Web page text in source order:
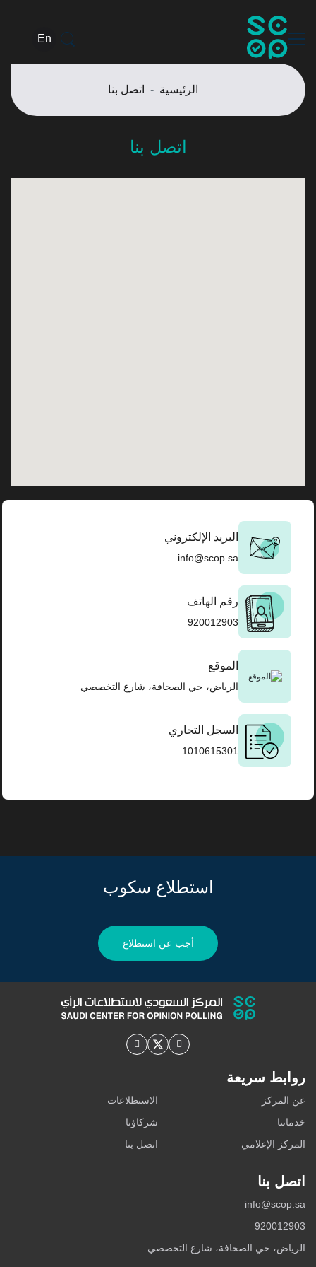
En
الرئيسية اتصل بنا
اتصل بنا
البريد الإلكتروني
info@scop.sa
رقم الهاتف
920012903
الموقع
الرياض، حي الصحافة، شارع التخصصي
السجل التجاري
1010615301
استطلاع سكوب
أجب عن استطلاع
روابط سريعة
عن المركز
الاستطلاعات
خدماتنا
شركاؤنا
المركز الإعلامي
اتصل بنا
اتصل بنا
info@scop.sa
920012903
الرياض، حي الصحافة، شارع التخصصي